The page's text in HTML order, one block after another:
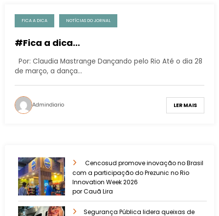
FICA A DICA NOTÍCIAS DO JORNAL
#Fica a dica…
Por: Claudia Mastrange Dançando pelo Rio Até o dia 28
de março, a dança…
Admindiario LER MAIS
Cencosud promove inovação no Brasil
com a participação do Prezunic no Rio
Innovation Week 2026
por Cauã Lira
​Segurança Pública lidera queixas de